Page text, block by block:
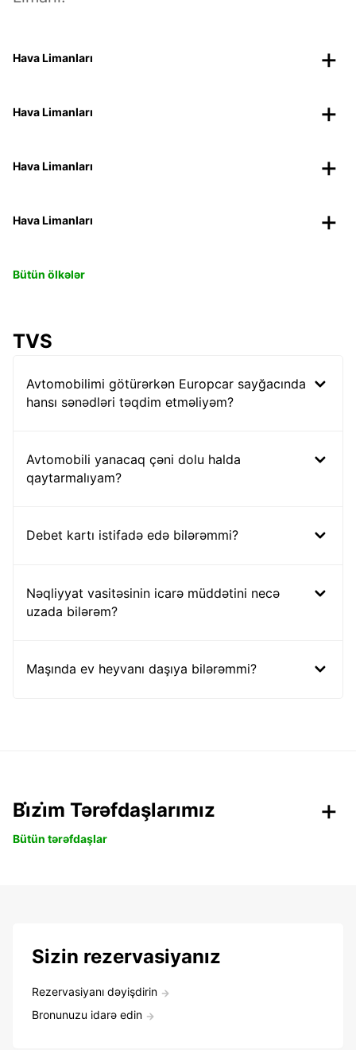
Hava Limanları
Hava Limanları
Hava Limanları
Hava Limanları
Bütün ölkələr
TVS
Avtomobilimi götürərkən Europcar sayğacında
hansı sənədləri təqdim etməliyəm?
Avtomobili yanacaq çəni dolu halda
qaytarmalıyam?
Debet kartı istifadə edə bilərəmmi?
Nəqliyyat vasitəsinin icarə müddətini necə
uzada bilərəm?
Maşında ev heyvanı daşıya bilərəmmi?
Bi̇zi̇m Tərəfdaşlarımız
Bütün tərəfdaşlar
Sizin rezervasiyanız
Rezervasiyanı dəyişdirin
Bronunuzu idarə edin